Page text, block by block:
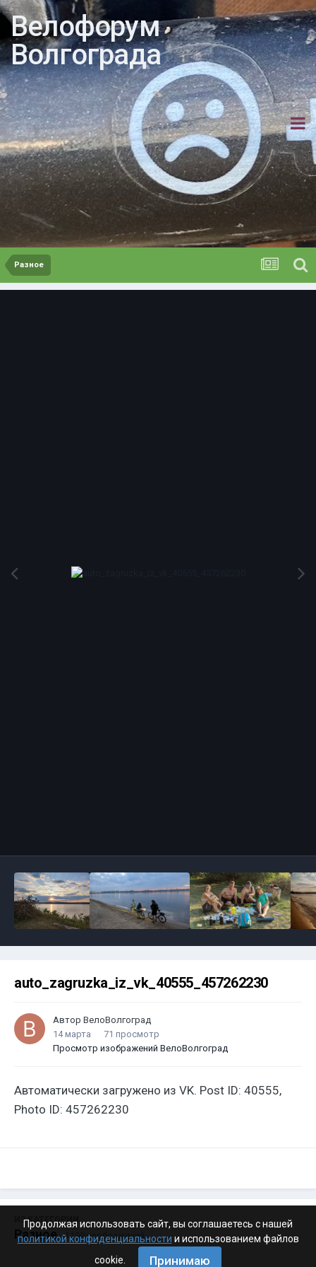
Велофорум
Волгограда
Разное
auto_zagruzka_iz_vk_40555_457262230
Автор ВелоВолгоград
14 марта
71 просмотр
Просмотр изображений ВелоВолгоград
Автоматически загружено из VK. Post ID: 40555,
Photo ID: 457262230
ИЗ КАТЕГОРИИ:
Разное · 4 199 изображений
Продолжая использовать сайт, вы соглашаетесь с нашей
политикой конфиденциальности и использованием файлов
cookie.
Принимаю